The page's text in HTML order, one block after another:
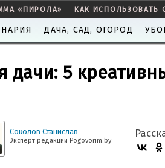
«ПИРОЛА» КАК ИСПОЛЬЗОВАТЬ
ДАЧА, САД, ОГОРОД
дачи: 5
Соколов Станислав
Эксперт редакции Pogovorim.by